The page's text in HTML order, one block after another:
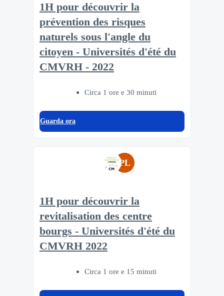
1H pour découvrir la
prévention des risques
naturels sous l'angle du
citoyen - Universités d'été du
CMVRH - 2022
Circa 1 ore e 30 minuti
Guarda ora
PL
1H pour découvrir la
revitalisation des centre
bourgs - Universités d'été du
CMVRH 2022
Circa 1 ore e 15 minuti